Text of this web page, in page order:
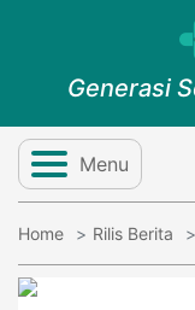
Generasi
Menu
Home Rilis Berita